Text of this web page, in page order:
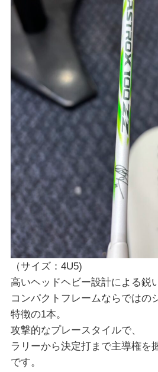
（サイズ：4U5)
高いヘッドヘビー設計による鋭
コンパクトフレームならではの
特徴の1本。
攻撃的なプレースタイルで、
ラリーから決定打まで主導権を
です。